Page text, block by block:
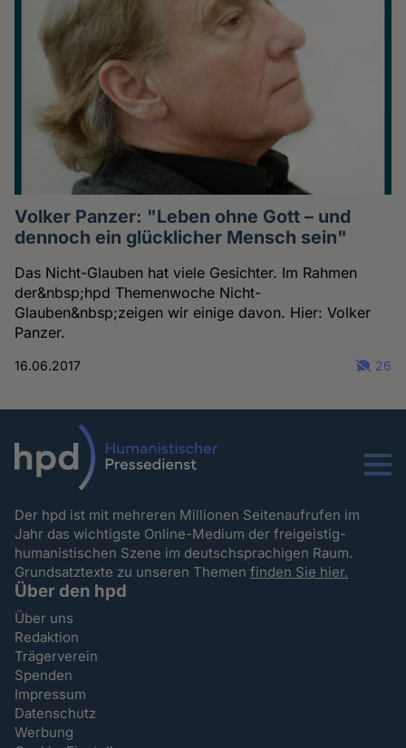
Volker Panzer: "Leben ohne Gott – und
dennoch ein glücklicher Mensch sein"
Das Nicht-Glauben hat viele Gesichter. Im Rahmen
der&nbsp;hpd Themenwoche Nicht-
Glauben&nbsp;zeigen wir einige davon. Hier: Volker
Panzer.
16.06.2017 26
Menu
Der hpd ist mit mehreren Millionen Seitenaufrufen im
Jahr das wichtigste Online-Medium der freigeistig-
humanistischen Szene im deutschsprachigen Raum.
Grundsatztexte zu unseren Themenfinden Sie hier.
Über den hpd
Über uns
Redaktion
Trägerverein
Spenden
Impressum
Datenschutz
Werbung